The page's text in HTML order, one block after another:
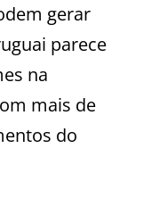
gerar
parece
na
mais de
do